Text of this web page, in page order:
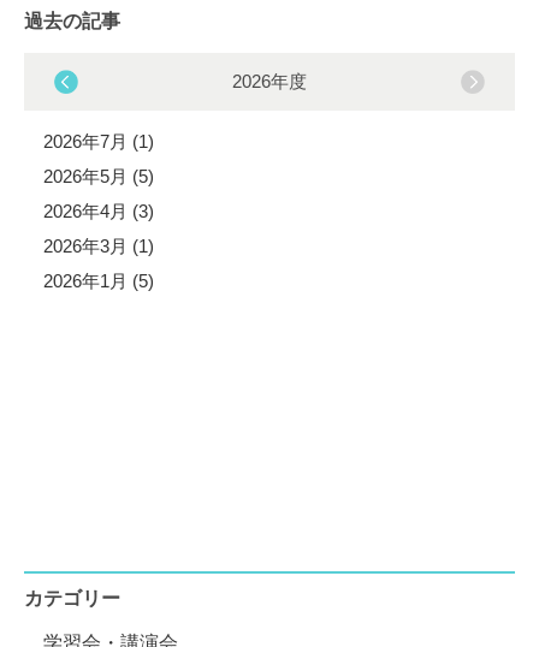
過去の記事
2026年度
2026年7月 (1)
2026年5月 (5)
2026年4月 (3)
2026年3月 (1)
2026年1月 (5)
カテゴリー
学習会・講演会